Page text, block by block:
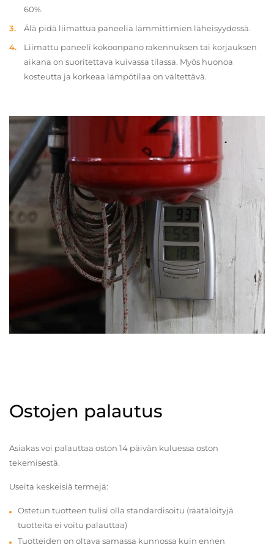
60%.
Älä pidä liimattua paneelia lämmittimien läheisyydessä.
Liimattu paneeli kokoonpano rakennuksen tai korjauksen
aikana on suoritettava kuivassa tilassa. Myös huonoa
kosteutta ja korkeaa lämpötilaa on vältettävä.
Ostojen palautus
Asiakas voi palauttaa oston 14 päivän kuluessa oston
tekemisestä.
Useita keskeisiä termejä:
Ostetun tuotteen tulisi olla standardisoitu (räätälöityjä
tuotteita ei voitu palauttaa)
Tuotteiden on oltava samassa kunnossa kuin ennen